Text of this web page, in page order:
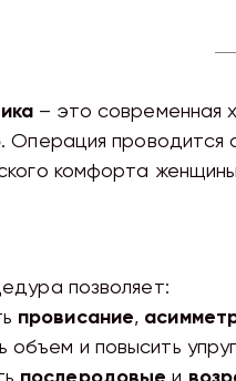
– это современная
. Операция проводится
комфорта
позволяет:
провисание,
объем и повысить